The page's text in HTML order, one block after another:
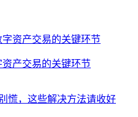
产交易的关键环节